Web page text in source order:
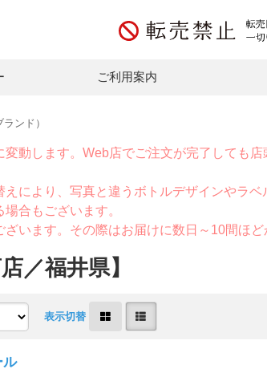
ご利用案内
ンド）
動します。Web店でご注文が完了しても
により、写真と違うボトルデザインやラベ
合もございます。
います。その際はお届けに数日～10間ほど
／福井県】
表示切替